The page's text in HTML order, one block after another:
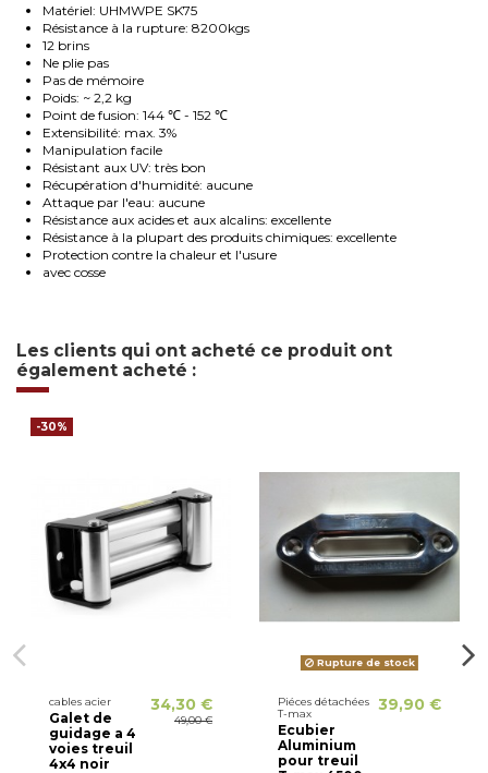
Matériel: UHMWPE SK75
Résistance à la rupture: 8200kgs
12 brins
Ne plie pas
Pas de mémoire
Poids: ~ 2,2 kg
Point de fusion: 144 ℃ - 152 ℃
Extensibilité: max. 3%
Manipulation facile
Résistant aux UV: très bon
Récupération d'humidité: aucune
Attaque par l'eau: aucune
Résistance aux acides et aux alcalins: excellente
Résistance à la plupart des produits chimiques: excellente
Protection contre la chaleur et l'usure
avec cosse
Les clients qui ont acheté ce produit ont
également acheté :
-30%
cables acier
Galet de
guidage a 4
voies treuil
4x4 noir
34,30 €
49,00 €
Rupture de stock
Piéces détachées
T-max
Ecubier
Aluminium
pour treuil
39,90 €